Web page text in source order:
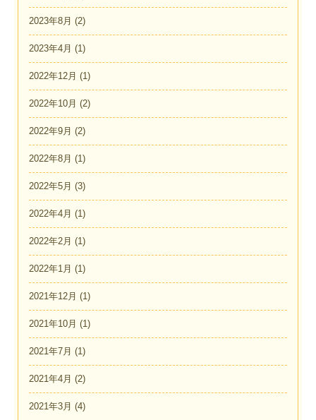
2023年8月 (2)
2023年4月 (1)
2022年12月 (1)
2022年10月 (2)
2022年9月 (2)
2022年8月 (1)
2022年5月 (3)
2022年4月 (1)
2022年2月 (1)
2022年1月 (1)
2021年12月 (1)
2021年10月 (1)
2021年7月 (1)
2021年4月 (2)
2021年3月 (4)